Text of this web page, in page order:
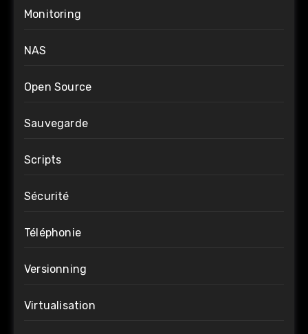
Monitoring
NAS
Open Source
Sauvegarde
Scripts
Sécurité
Téléphonie
Versionning
Virtualisation